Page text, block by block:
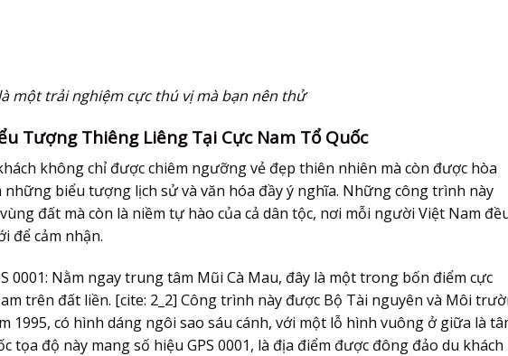
một trải nghiệm cực thú vị mà bạn nên thử
Tượng Thiêng Liêng Tại Cực Nam Tổ Quốc
không chỉ được chiêm ngưỡng vẻ đẹp thiên nhiên mà còn được hòa
những biểu tượng lịch sử và văn hóa đầy ý nghĩa. Những công trình này
đất mà còn là niềm tự hào của cả dân tộc, nơi mỗi người Việt Nam
để cảm nhận.
0001: Nằm ngay trung tâm Mũi Cà Mau, đây là một trong bốn điểm cực
trên đất liền. [cite: 2_2] Công trình này được Bộ Tài nguyên và Môi
1995, có hình dáng ngôi sao sáu cánh, với một lỗ hình vuông ở giữa là
tọa độ này mang số hiệu GPS 0001, là địa điểm được đông đảo du khách